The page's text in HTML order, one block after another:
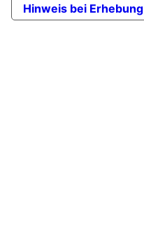
Hinweis bei Erhebung